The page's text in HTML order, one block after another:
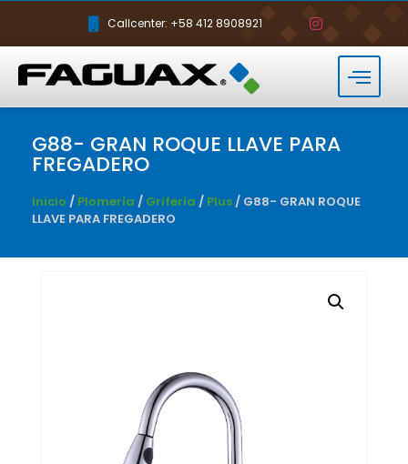
Callcenter: +58 412 8908921
G88- GRAN ROQUE LLAVE PARA
FREGADERO
Inicio / Plomería / Grifería / Plus/ G88- GRAN ROQUE
LLAVE PARA FREGADERO